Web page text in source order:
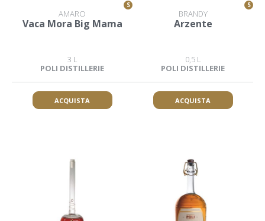
S
AMARO
Vaca Mora Big Mama
3 L
POLI DISTILLERIE
ACQUISTA
S
BRANDY
Arzente
0,5 L
POLI DISTILLERIE
ACQUISTA